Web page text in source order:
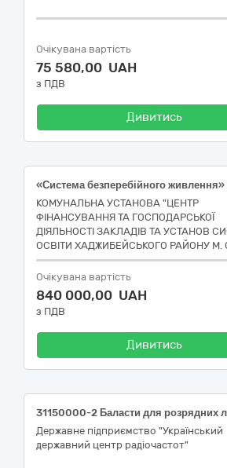
Очікувана вартість
75 580,00 UAH
з ПДВ
Дивитись
КОМУНАЛЬНА УСТАНОВА "ЦЕНТР
ФІНАНСУВАННЯ ТА ГОСПОДАРСЬКОЇ
ДІЯЛЬНОСТІ ЗАКЛАДІВ ТА УСТАНОВ
ОСВІТИ ХАДЖИБЕЙСЬКОГО РАЙОНУ М.
Очікувана вартість
840 000,00 UAH
з ПДВ
Дивитись
Державне підприємство "Український
державний центр радіочастот"